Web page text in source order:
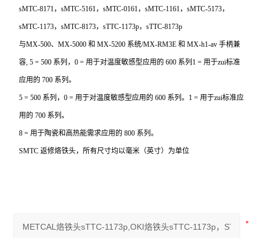
sMTC-8171，sMTC-5161，sMTC-0161，sMTC-1161，sMTC-5173，
sMTC-1173，sMTC-8173，sTTC-1173p，sTTC-8173p
与MX-500、MX-5000 和 MX-5200 系统/MX-RM3E 和 MX-h1-av 手柄兼
容, 5 = 500 系列，0 = 用于对温度敏感型应用的 600 系列1 = 用于zui标准
应用的 700 系列。
5 = 500 系列，0 = 用于对温度敏感型应用的 600 系列。1 = 用于zui标准应
用的 700 系列。
8 =用于陶瓷和高热能需求应用的 800 系列。
SMTC返修烙铁头，所有尺寸均以毫米（英寸）为单位